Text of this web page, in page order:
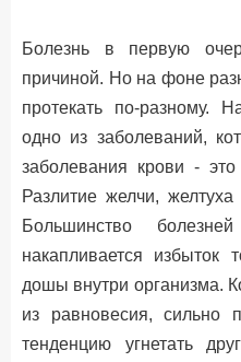
Болезнь в первую
причиной. Но на фоне
протекать по-разному.
одно из заболеваний,
заболевания крови -
Разлитие желчи,
Большинство
накапливается избыток
дошы внутри организма.
из равновесия, сильно
тенденцию угнетать